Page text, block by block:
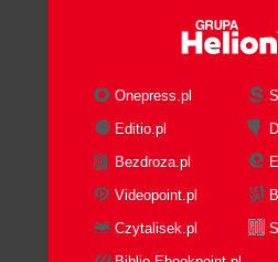
Porady i sztuczki (56)
KAJKO I KOKOSZ (59)
MORTAL KOMBAT 3 (61)
Postacie i ciosy (61)
Cyrax (62)
Kabal (63)
Kano (63)
Onepress.pl
Editio.pl
Bezdroza.pl
Videopoint.pl
Czytalisek.pl